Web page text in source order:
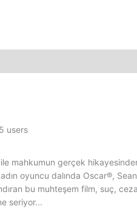
users
mahkumun gerçek
oyuncu dalında Oscar®,
bu muhteşem film, suç,
seriyor...